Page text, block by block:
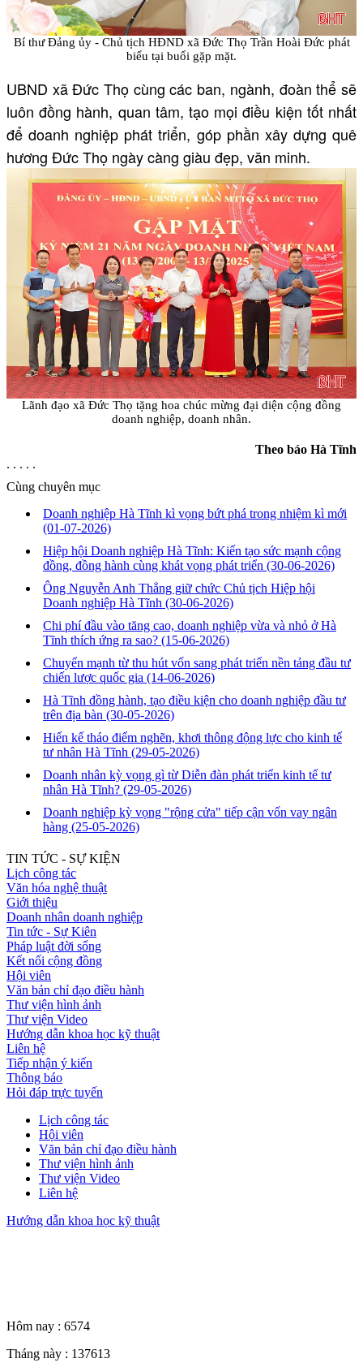
Bí thư Đảng ủy - Chủ tịch HĐND xã Đức Thọ Trần Hoài Đức phát
biểu tại buổi gặp mặt.
UBND xã Đức Thọ cùng các ban, ngành, đoàn thể sẽ
luôn đồng hành, quan tâm, tạo mọi điều kiện tốt nhất
để doanh nghiệp phát triển, góp phần xây dựng quê
hương Đức Thọ ngày càng giàu đẹp, văn minh.
Lãnh đạo xã Đức Thọ tặng hoa chúc mừng đại diện cộng đồng
doanh nghiệp, doanh nhân.
Theo báo Hà Tĩnh
. . . . .
Cùng chuyên mục
Doanh nghiệp Hà Tĩnh kì vọng bứt phá trong nhiệm kì mới
(01-07-2026)
Hiệp hội Doanh nghiệp Hà Tĩnh: Kiến tạo sức mạnh cộng
đồng, đồng hành cùng khát vọng phát triển (30-06-2026)
Ông Nguyễn Anh Thắng giữ chức Chủ tịch Hiệp hội
Doanh nghiệp Hà Tĩnh (30-06-2026)
Chi phí đầu vào tăng cao, doanh nghiệp vừa và nhỏ ở Hà
Tĩnh thích ứng ra sao? (15-06-2026)
Chuyển mạnh từ thu hút vốn sang phát triển nền tảng đầu tư
chiến lược quốc gia (14-06-2026)
Hà Tĩnh đồng hành, tạo điều kiện cho doanh nghiệp đầu tư
trên địa bàn (30-05-2026)
Hiến kế tháo điểm nghẽn, khơi thông động lực cho kinh tế
tư nhân Hà Tĩnh (29-05-2026)
Doanh nhân kỳ vọng gì từ Diễn đàn phát triển kinh tế tư
nhân Hà Tĩnh? (29-05-2026)
Doanh nghiệp kỳ vọng "rộng cửa" tiếp cận vốn vay ngân
hàng (25-05-2026)
TIN TỨC - SỰ KIỆN
Lịch công tác
Văn hóa nghệ thuật
Giới thiệu
Doanh nhân doanh nghiệp
Tin tức - Sự Kiên
Pháp luật đời sống
Kết nối cộng đồng
Hội viên
Văn bản chỉ đạo điều hành
Thư viện hình ảnh
Thư viện Video
Hướng dẫn khoa học kỹ thuật
Liên hệ
Tiếp nhận ý kiến
Thông báo
Hỏi đáp trực tuyến
Lịch công tác
Hội viên
Văn bản chỉ đạo điều hành
Thư viện hình ảnh
Thư viện Video
Liên hệ
Hướng dẫn khoa học kỹ thuật
Hôm nay : 6574
Tháng này : 137613